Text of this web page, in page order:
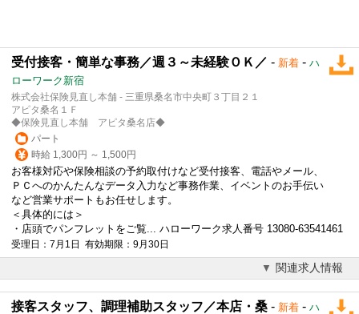
受付接客・簡単な事務／週３～未経験ＯＫ／ - 新着 - ハ
ローワーク新宿
株式会社保険見直し本舗 - 三重県桑名市中央町３丁目２１
アピタ桑名１Ｆ
◆保険見直し本舗 アピタ桑名店◆
パート
時給 1,300円 ～ 1,500円
お客様対応や保険相談の予約取付けなど受付接客、電話やメール、
ＰＣへのかんたんなデータ入力など事務作業、イベントのお手伝い
など営業サポートもお任せします。
＜具体的には＞
・店頭でパンフレットをご覧... ハローワーク求人番号 13080-63541461
受理日：7月1日 有効期限：9月30日
関連求人情報
接客スタッフ、調理補助スタッフ／本店・桑 - 新着 - ハ